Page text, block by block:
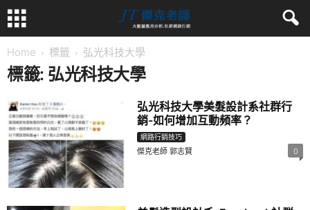
Home 標籤 弘光科技大學
標籤: 弘光科技大學
弘光科技大學美髮設計系社群行
銷-如何增加互動頻率？
網路行銷技巧
傑克老師 郭志賢 0